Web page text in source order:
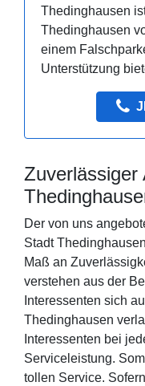
Thedinghausen
Thedinghausen
einem
Unterstützung
Zuverlässiger
Der von uns
Stadt
Maß an
verstehen aus der
Interessenten sich
Thedinghausen
Interessenten bei
Serviceleistung.
tollen Service.